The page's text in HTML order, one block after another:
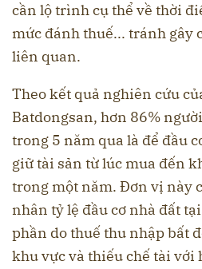
cần lộ trình cụ thể về thời
mức đánh thuế... tránh gây
liên quan.
Theo kết quả nghiên cứu
Batdongsan, hơn 86%
trong 5 năm qua là để đầu
giữ tài sản từ lúc mua đến
trong một năm. Đơn vị này
nhân tỷ lệ đầu cơ nhà đất
phần do thuế thu nhập bất
khu vực và thiếu chế tài với